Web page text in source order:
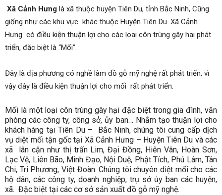
sạch
Xã Cảnh Hưng là xã thuộc huyện Tiên Du, tỉnh Bắc Ninh, Cũng
giống như các khu vực khác thuộc Huyện Tiên Du. Xã Cảnh
Hưng có điều kiện thuận lợi cho các loại côn trùng gây hại phát
triển, đặc biệt là “Mối”.
Đây là địa phương có nghề làm đồ gỗ mỹ nghệ rất phát triển, vì
vậy đây là điều kiện thuận lợi cho mối rất phát triển.
Mối là một loại côn trùng gây hại đặc biệt trong gia đình, văn
phòng các công ty, công sở, ủy ban… Nhằm tạo thuận lợi cho
khách hàng tại Tiên Du – Bắc Ninh, chúng tôi cung cấp dịch
vụ diệt mối tận gốc tại Xã Cảnh Hưng – Huyện Tiên Du và các
xã lân cận như thị trấn Lim, Đại Đồng, Hiên Vân, Hoàn Sơn,
Lạc Vệ, Liên Bão, Minh Đạo, Nội Duệ, Phật Tích, Phú Lâm, Tân
Chi, Tri Phương, Việt Đoàn. Chúng tôi chuyên diệt mối cho các
hộ dân, các công ty, doanh nghiệp, trụ sở ủy ban các huyện,
xã. Đặc biệt tại các cơ sở sản xuất đồ gỗ mỹ nghệ.